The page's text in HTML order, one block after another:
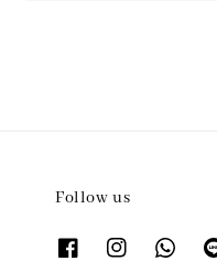
Follow us